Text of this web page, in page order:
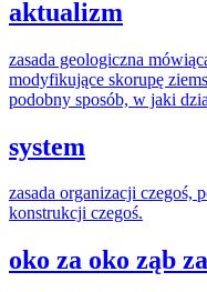
aktualizm
zasada geologiczna
modyfikujące skorupę
podobny sposób, w jaki
system
zasada organizacji czegoś,
konstrukcji czegoś.
oko za oko ząb